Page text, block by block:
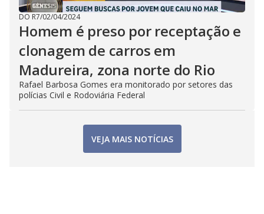
DO R7/02/04/2024
Homem é preso por receptação e
clonagem de carros em
Madureira, zona norte do Rio
Rafael Barbosa Gomes era monitorado por setores das
polícias Civil e Rodoviária Federal
VEJA MAIS NOTÍCIAS